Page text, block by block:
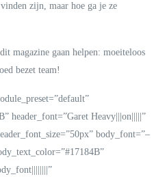
zijn, maar hoe ga je ze
magazine gaan helpen: moeiteloos
bezet team!
header_font=”Garet Heavy|||on|||||”
body_font=”–